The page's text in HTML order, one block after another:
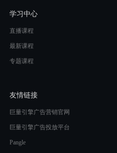
学习中心
直播课程
最新课程
专题课程
友情链接
巨量引擎广告营销官网
巨量引擎广告投放平台
Pangle